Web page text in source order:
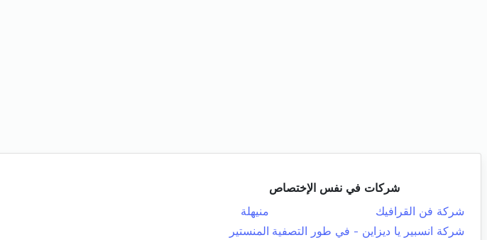
شركات في نفس الإختصاص
شركة فن القرافيك
منيهلة
شركة انسبير يا ديزاين - في طور التصفية المنستير